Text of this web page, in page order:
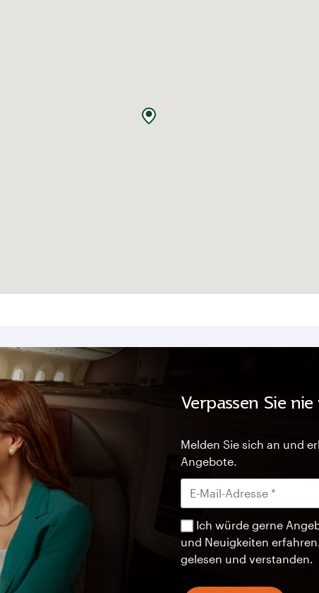
Verpassen Sie
Melden Sie sich an und
Angebote.
Ich würde gerne
und Neuigkeiten
gelesen und verstanden.